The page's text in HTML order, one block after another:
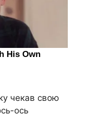
чекав свою
ось